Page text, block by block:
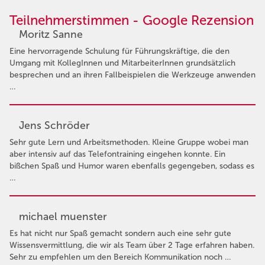
Teilnehmerstimmen - Google Rezension
Moritz Sanne
Eine hervorragende Schulung für Führungskräftige, die den
Umgang mit KollegInnen und MitarbeiterInnen grundsätzlich
besprechen und an ihren Fallbeispielen die Werkzeuge anwenden
…
Jens Schröder
Sehr gute Lern und Arbeitsmethoden. Kleine Gruppe wobei man
aber intensiv auf das Telefontraining eingehen konnte. Ein
bißchen Spaß und Humor waren ebenfalls gegengeben, sodass es
…
michael muenster
Es hat nicht nur Spaß gemacht sondern auch eine sehr gute
Wissensvermittlung, die wir als Team über 2 Tage erfahren haben.
Sehr zu empfehlen um den Bereich Kommunikation noch …